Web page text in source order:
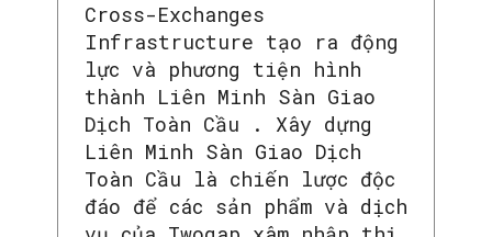
Cross-Exchanges
Infrastructure tạo ra động
lực và phương tiện hình
thành Liên Minh Sàn Giao
Dịch Toàn Cầu . Xây dựng
Liên Minh Sàn Giao Dịch
Toàn Cầu là chiến lược độc
đáo để các sản phẩm và dịch